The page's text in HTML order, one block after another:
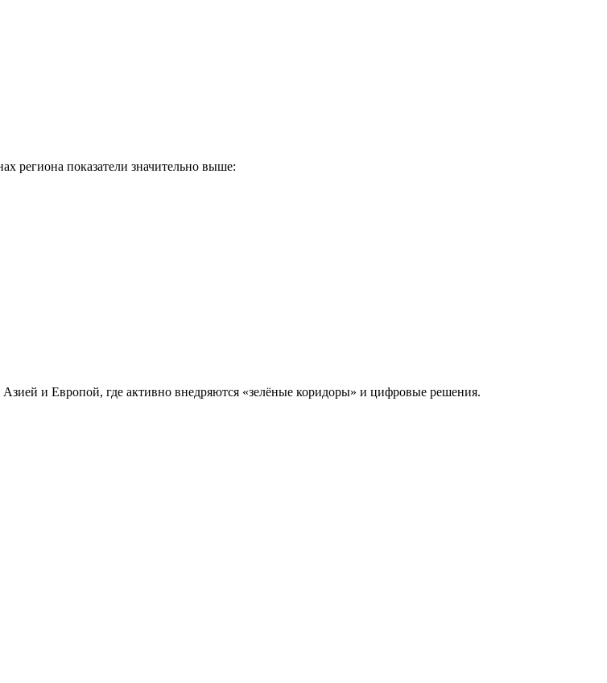
региона показатели значительно выше:
и Европой, где активно внедряются «зелёные коридоры» и цифровые решения.